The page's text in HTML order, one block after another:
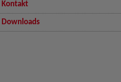
Kontakt
Downloads